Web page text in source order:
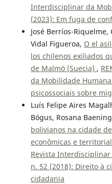
Interdisciplinar da
(2023): Em fuga de
José Berríos-Riquelme,
Vidal Figueroa, O el
los chilenos exiliados
de Malmö (Suecia) ,
da Mobilidade
psicossociais sobre
Luís Felipe Aires
Bógus, Rosana
bolivianos na cidade
econômicas e
Revista
n. 52 (2018): Direito à
cidadania